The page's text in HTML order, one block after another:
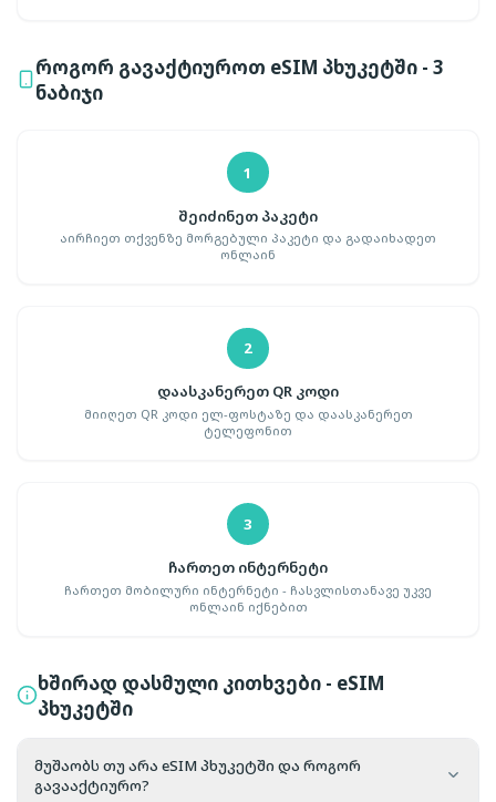
როგორ გავაქტიუროთ eSIM პხუკეტში - 3
ნაბიჯი
1
შეიძინეთ პაკეტი
აირჩიეთ თქვენზე მორგებული პაკეტი და გადაიხადეთ
ონლაინ
2
დაასკანერეთ QR კოდი
მიიღეთ QR კოდი ელ-ფოსტაზე და დაასკანერეთ
ტელეფონით
3
ჩართეთ ინტერნეტი
ჩართეთ მობილური ინტერნეტი - ჩასვლისთანავე უკვე
ონლაინ იქნებით
ხშირად დასმული კითხვები - eSIM
პხუკეტში
მუშაობს თუ არა eSIM პხუკეტში და როგორ
გავააქტიურო?